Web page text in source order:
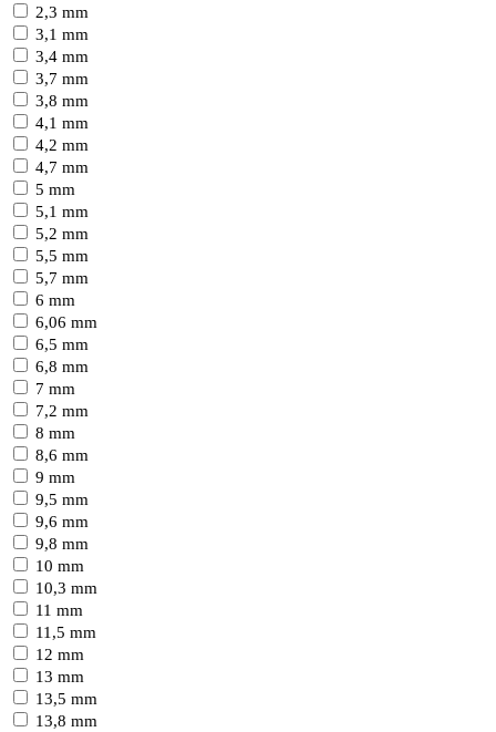
2,3 mm
3,1 mm
3,4 mm
3,7 mm
3,8 mm
4,1 mm
4,2 mm
4,7 mm
5 mm
5,1 mm
5,2 mm
5,5 mm
5,7 mm
6 mm
6,06 mm
6,5 mm
6,8 mm
7 mm
7,2 mm
8 mm
8,6 mm
9 mm
9,5 mm
9,6 mm
9,8 mm
10 mm
10,3 mm
11 mm
11,5 mm
12 mm
13 mm
13,5 mm
13,8 mm